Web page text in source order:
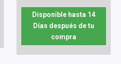
Disponible hasta 14
Días después de tu
compra